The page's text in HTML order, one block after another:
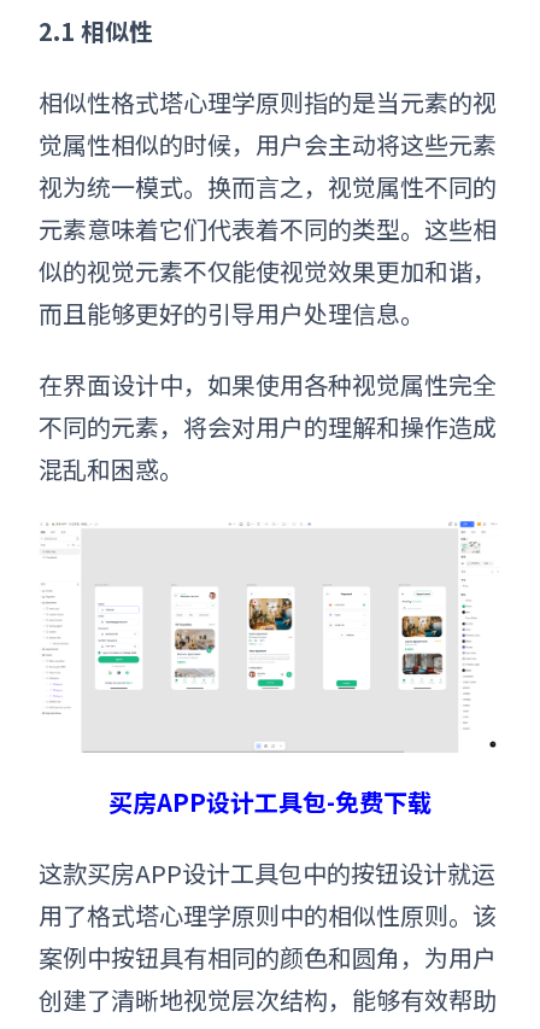
2.1 相似性
相似性格式塔心理学原则指的是当元素的视
觉属性相似的时候，用户会主动将这些元素
视为统一模式。换而言之，视觉属性不同的
元素意味着它们代表着不同的类型。这些相
似的视觉元素不仅能使视觉效果更加和谐，
而且能够更好的引导用户处理信息。
在界面设计中，如果使用各种视觉属性完全
不同的元素，将会对用户的理解和操作造成
混乱和困惑。
买房APP设计工具包-免费下载
这款买房APP设计工具包中的按钮设计就运
用了格式塔心理学原则中的相似性原则。该
案例中按钮具有相同的颜色和圆角，为用户
创建了清晰地视觉层次结构，能够有效帮助